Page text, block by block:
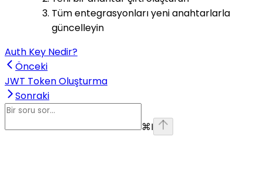
Tüm entegrasyonları yeni anahtarlarla
güncelleyin
Auth Key Nedir?
Önceki
JWT Token Oluşturma
Sonraki
⌘I